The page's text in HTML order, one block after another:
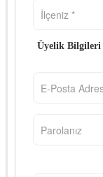
Üyelik Bilgileri